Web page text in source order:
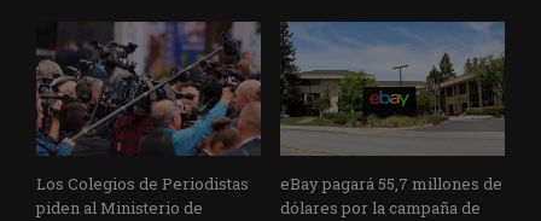
Los Colegios de Periodistas
piden al Ministerio de
eBay pagará 55,7 millones de
dólares por la campaña de